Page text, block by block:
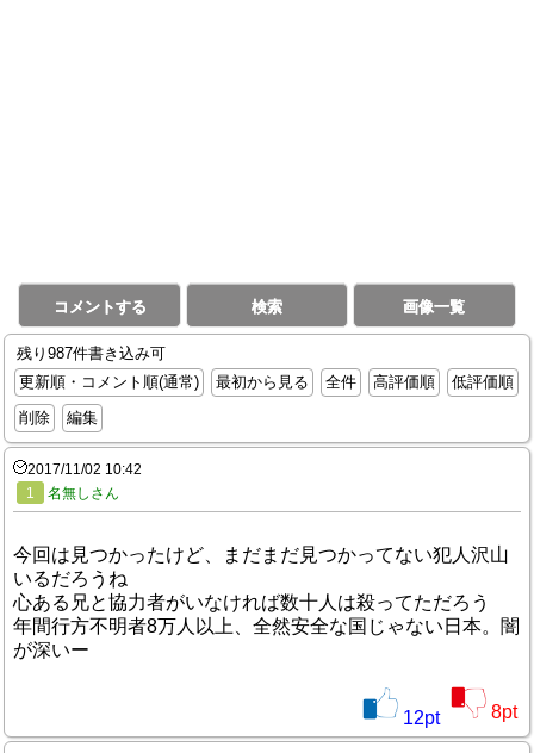
コメントする 検索 画像一覧
残り987件書き込み可
更新順・コメント順(通常)
最初から見る 全件 高評価順
低評価順
削除
編集
2017/11/02 10:42
1
名無しさん
今回は見つかったけど、まだまだ見つかってない犯人沢山
いるだろうね
心ある兄と協力者がいなければ数十人は殺ってただろう
年間行方不明者8万人以上、全然安全な国じゃない日本。闇
が深いー
12pt 8pt